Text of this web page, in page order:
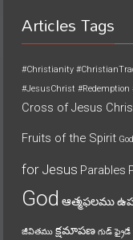
Articles Tags
#Christianity
#JesusChrist #Redemption
Cross of Jesus
Fruits of the Spirit
for Jesus Parables
God ఆత్మఫలము
జీవితము క్షమాపణ గుడ్ ఫ్రైడే